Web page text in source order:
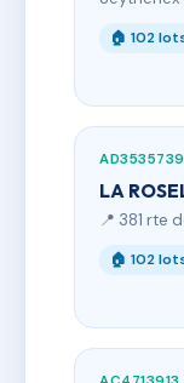
🏠 102
AD3535739
LA
📍 381 rte
🏠 102